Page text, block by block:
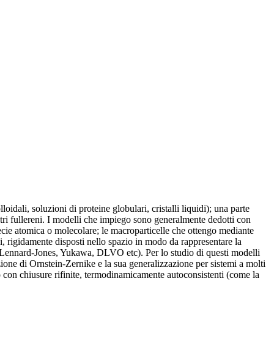
soluzioni di proteine globulari, cristalli liquidi); una parte
fullereni. I modelli che impiego sono generalmente dedotti con
atomica o molecolare; le macroparticelle che ottengo mediante
rigidamente disposti nello spazio in modo da rappresentare la
Jones, Yukawa, DLVO etc). Per lo studio di questi modelli
di Ornstein-Zernike e la sua generalizzazione per sistemi a molti
chiusure rifinite, termodinamicamente autoconsistenti (come la